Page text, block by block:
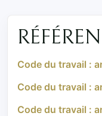
Code du travail :
Code du travail :
Code du travail :